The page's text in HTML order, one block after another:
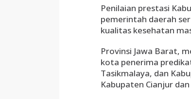
Penilaian prestasi
pemerintah daerah
kualitas kesehatan
Provinsi Jawa Barat,
kota penerima
Tasikmalaya, dan
Kabupaten Cianjur